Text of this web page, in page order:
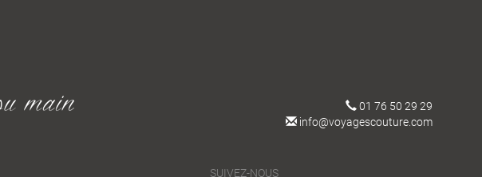
01 76 50 29 29
info@voyagescouture.com
SUIVEZ-NOUS